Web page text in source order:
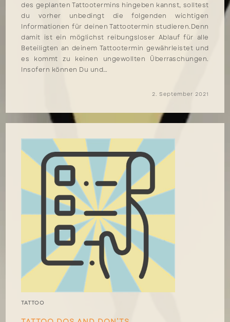
des geplanten Tattootermins hingeben kannst, solltest
du vorher unbedingt die folgenden wichtigen
Informationen für deinen Tattootermin studieren.Denn
damit ist ein möglichst reibungsloser Ablauf für alle
Beteiligten an deinem Tattootermin gewährleistet und
es kommt zu keinen ungewollten Überraschungen.
Insofern können Du und…
2. September 2021
TATTOO